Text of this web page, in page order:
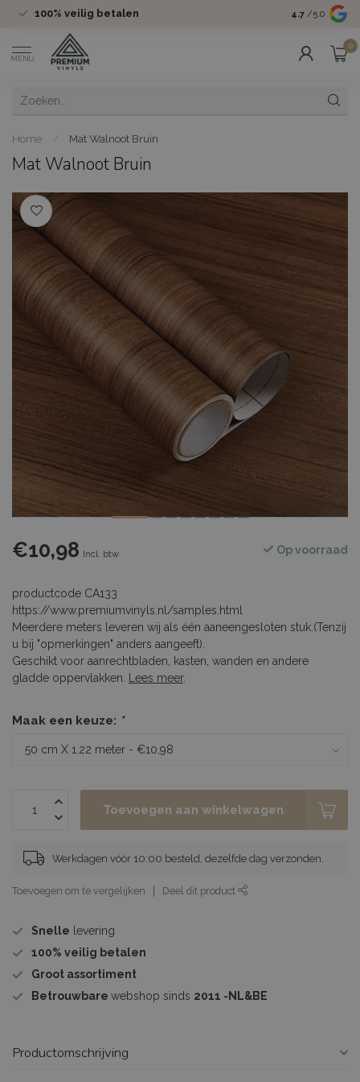
100% veilig betalen Groot
4.7 /5.0
MENU
0
Home / Mat Walnoot Bruin
Mat Walnoot Bruin
€10,98 Incl. btw Op voorraad
productcode CA133
https://www.premiumvinyls.nl/samples.html
Meerdere meters leveren wij als één aaneengesloten stuk.(Tenzij
u bij "opmerkingen" anders aangeeft).
Geschikt voor aanrechtbladen, kasten, wanden en andere
gladde oppervlakken.
Lees meer.
Maak een keuze: *
Toevoegen aan winkelwagen
Werkdagen vóór 10:00 besteld, dezelfde dag verzonden.
Toevoegen om te vergelijken Deel dit product
Snelle levering
100% veilig betalen
Groot assortiment
Betrouwbare webshop sinds 2011 -NL&BE
Productomschrijving